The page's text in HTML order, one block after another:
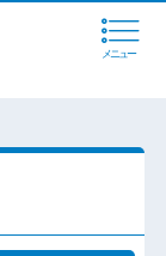
メニュー